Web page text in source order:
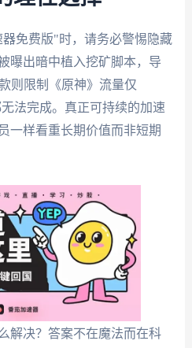
免费版"时，请务必警惕隐藏
曝出暗中植入挖矿脚本，导
则限制《原神》流量仅
法完成。真正可持续的加速
一样看重长期价值而非短期
解决？答案不在魔法而在科